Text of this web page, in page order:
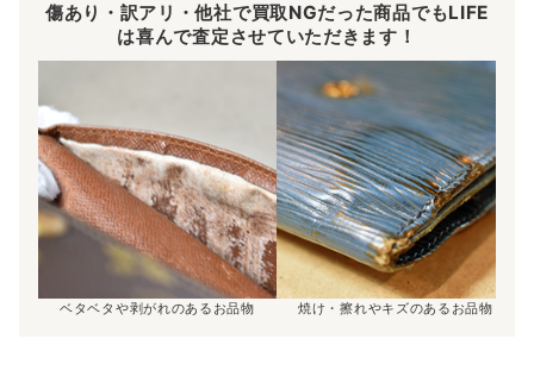
傷あり・訳アリ・他社で買取NGだった商品でもLIFE
は喜んで査定させていただきます！
ベタベタや剥がれのあるお品物 焼け・擦れやキズのあるお品物